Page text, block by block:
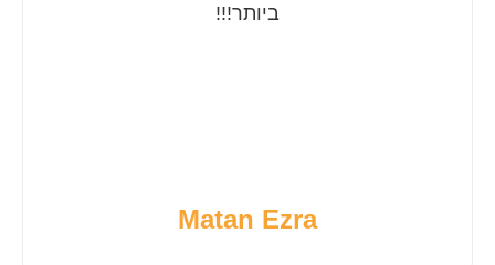
ביותר!!!
Matan Ezra